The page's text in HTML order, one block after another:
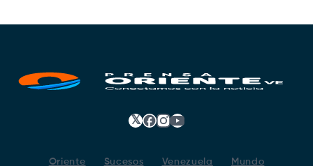
𝕏 Facebook
Instagram
YouTube
Oriente Sucesos Venezuela Mundo